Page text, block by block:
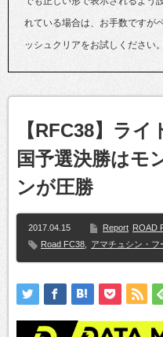
れている場合は、お手数ですが
ッシュクリアをお試しください。
【RFC38】ラ
国予選決勝はモ
ンが圧勝
2017.04.15 Report ROAD
Road FC38
アマチュシン・フ